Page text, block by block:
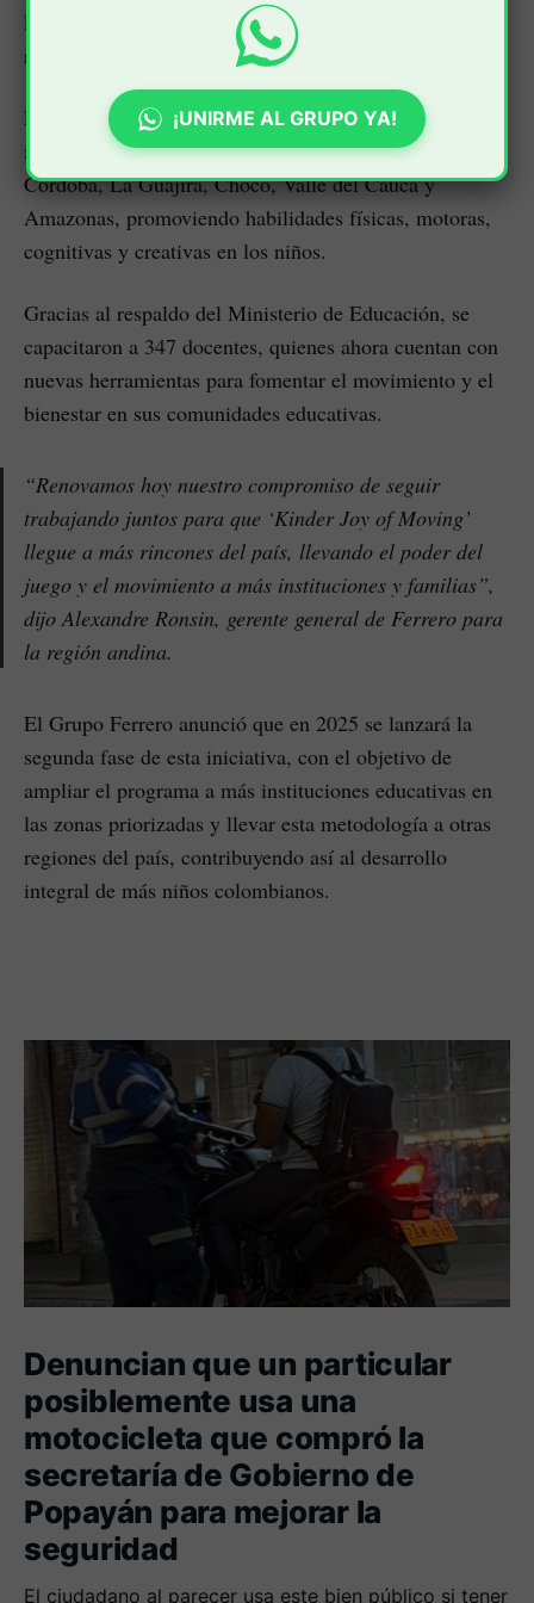
la colaboración entre el Gobierno colombiano y la
reconocida empresa.
El programa ‘Kinder Joy of Moving’ impactó a 14
instituciones educativas en los departamentos de Sucre,
Córdoba, La Guajira, Chocó, Valle del Cauca y
Amazonas, promoviendo habilidades físicas, motoras,
cognitivas y creativas en los niños.
Gracias al respaldo del Ministerio de Educación, se
capacitaron a 347 docentes, quienes ahora cuentan con
nuevas herramientas para fomentar el movimiento y el
bienestar en sus comunidades educativas.
“Renovamos hoy nuestro compromiso de seguir
trabajando juntos para que ‘Kinder Joy of Moving’
llegue a más rincones del país, llevando el poder del
juego y el movimiento a más instituciones y familias”,
dijo Alexandre Ronsin, gerente general de Ferrero para
la región andina.
El Grupo Ferrero anunció que en 2025 se lanzará la
segunda fase de esta iniciativa, con el objetivo de
ampliar el programa a más instituciones educativas en
las zonas priorizadas y llevar esta metodología a otras
regiones del país, contribuyendo así al desarrollo
integral de más niños colombianos.
Denuncian que un particular
posiblemente usa una
motocicleta que compró la
secretaría de Gobierno de
Popayán para mejorar la
seguridad
El ciudadano al parecer usa este bien público si tener
¡UNIRME AL GRUPO YA!